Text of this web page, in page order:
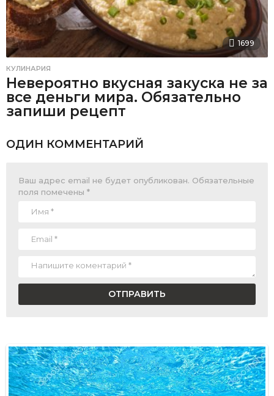
1699
КУЛИНАРИЯ
Невероятно вкусная закуска не за
все деньги мира. Обязательно
запиши рецепт
ОДИН КОММЕНТАРИЙ
Ваш адрес email не будет опубликован. Обязательные
поля помечены *